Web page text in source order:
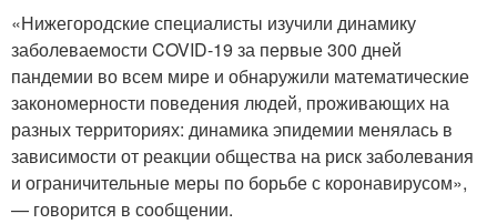
«Нижегородские специалисты изучили динамику
заболеваемости COVID-19 за первые 300 дней
пандемии во всем мире и обнаружили математические
закономерности поведения людей, проживающих на
разных территориях: динамика эпидемии менялась в
зависимости от реакции общества на риск заболевания
и ограничительные меры по борьбе с коронавирусом»,
— говорится в сообщении.